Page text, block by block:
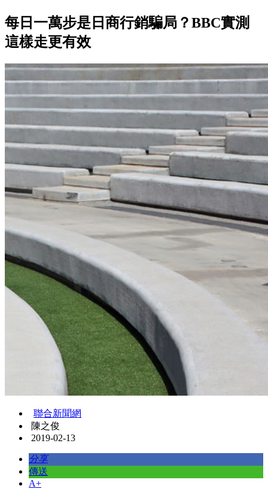
每日一萬步是日商行銷騙局？BBC實測
這樣走更有效
聯合新聞網
陳之俊
2019-02-13
分享
傳送
A+